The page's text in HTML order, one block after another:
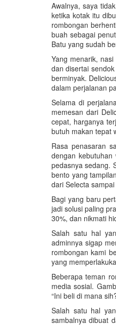
Awalnya, saya
ketika kotak itu
rombongan
buah sebagai
Batu yang sudah
Yang menarik,
dan disertai
berminyak.
dalam perjalanan
Selama di
memesan dari
cepat, harganya
butuh makan tepat
Rasa penasaran
dengan
pedasnya sedang.
bento yang
dari Selecta
Bagi yang baru
jadi solusi paling
30%, dan nikmati
Salah satu hal
adminnya sigap
rombongan kami
yang
Beberapa teman
media sosial.
“Ini beli di mana
Salah satu hal
sambalnya dibuat